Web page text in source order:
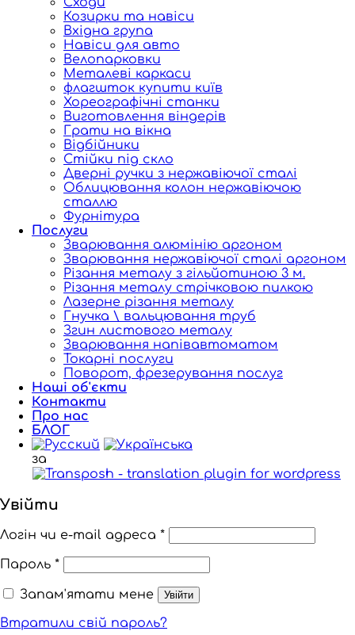
Козирки та навіси
Вхідна група
Навіси для авто
Велопарковки
Металеві каркаси
флагшток купити київ
Хореографічні станки
Виготовлення віндерів
Грати на вікна
Відбійники
Стійки під скло
Дверні ручки з нержавіючої сталі
Облицювання колон нержавіючою
сталлю
Фурнітура
Послуги
Зварювання алюмінію аргоном
Зварювання нержавіючої сталі аргоном
Різання металу з гільйотиною 3 м.
Різання металу стрічковою пилкою
Лазерне різання металу
Гнучка \ вальцювання труб
Згин листового металу
Зварювання напівавтоматом
Токарні послуги
Поворот, фрезерування послуг
Наші об'єкти
Контакти
Про нас
БЛОГ
за
Увійти
Логін чи e-mail адреса *
Пароль *
Запам'ятати мене Увійти
Втратили свій пароль?